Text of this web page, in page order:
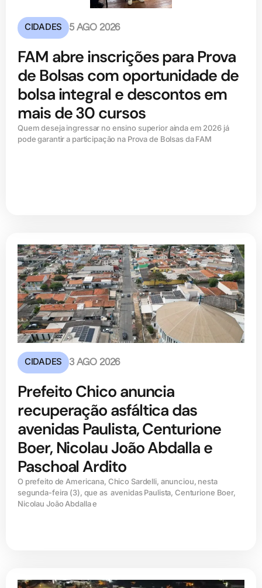
CIDADES 5 AGO 2026
FAM abre inscrições para Prova
de Bolsas com oportunidade de
bolsa integral e descontos em
mais de 30 cursos
Quem deseja ingressar no ensino superior ainda em 2026 já
pode garantir a participação na Prova de Bolsas da FAM
CIDADES 3 AGO 2026
Prefeito Chico anuncia
recuperação asfáltica das
avenidas Paulista, Centurione
Boer, Nicolau João Abdalla e
Paschoal Ardito
O prefeito de Americana, Chico Sardelli, anunciou, nesta
segunda-feira (3), que as avenidas Paulista, Centurione Boer,
Nicolau João Abdalla e